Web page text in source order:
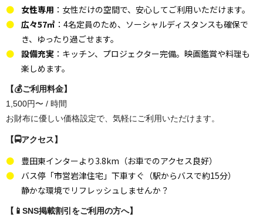
女性専用 ：女性だけの空間で、安心してご利用いただけます。
広々57㎡ ：4名定員のため、ソーシャルディスタンスも確保で
き、ゆったり過ごせます。
設備充実 ：キッチン、プロジェクター完備。映画鑑賞や料理も
楽しめます。
【💰ご利用料金】
1,500円〜 / 時間
お財布に優しい価格設定で、気軽にご利用いただけます。
【🚍アクセス】
豊田東インターより3.8km（お車でのアクセス良好）
バス停「市営岩津住宅」下車すぐ（駅からバスで約15分）
静かな環境でリフレッシュしませんか？
【📱SNS掲載割引をご利用の方へ】